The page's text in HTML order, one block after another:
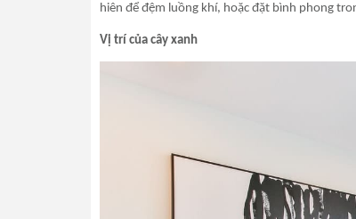
hiên để đệm luồng khí, hoặc đặt bình phong
Vị trí của cây xanh